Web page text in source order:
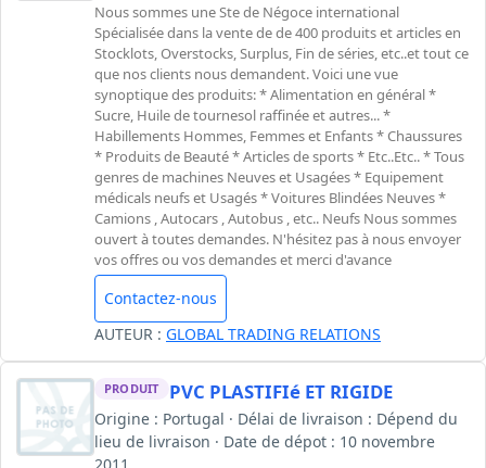
Nous sommes une Ste de Négoce international
Spécialisée dans la vente de de 400 produits et articles en
Stocklots, Overstocks, Surplus, Fin de séries, etc..et tout ce
que nos clients nous demandent. Voici une vue
synoptique des produits: * Alimentation en général *
Sucre, Huile de tournesol raffinée et autres... *
Habillements Hommes, Femmes et Enfants * Chaussures
* Produits de Beauté * Articles de sports * Etc..Etc.. * Tous
genres de machines Neuves et Usagées * Equipement
médicals neufs et Usagés * Voitures Blindées Neuves *
Camions , Autocars , Autobus , etc.. Neufs Nous sommes
ouvert à toutes demandes. N'hésitez pas à nous envoyer
vos offres ou vos demandes et merci d'avance
Contactez-nous
AUTEUR : GLOBAL TRADING RELATIONS
PRODUIT PVC PLASTIFIé ET RIGIDE
Origine : Portugal · Délai de livraison : Dépend du
lieu de livraison · Date de dépot : 10 novembre
2011